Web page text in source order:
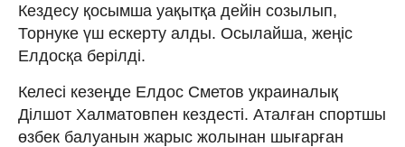
Кездесу қосымша уақытқа дейін созылып,
Торнуке үш ескерту алды. Осылайша, жеңіс
Елдосқа берілді.
Келесі кезеңде Елдос Сметов украиналық
Ділшот Халматовпен кездесті. Аталған спортшы
өзбек балуанын жарыс жолынан шығарған